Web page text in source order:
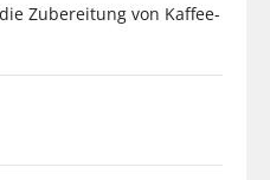
Zubereitung von Kaffee-